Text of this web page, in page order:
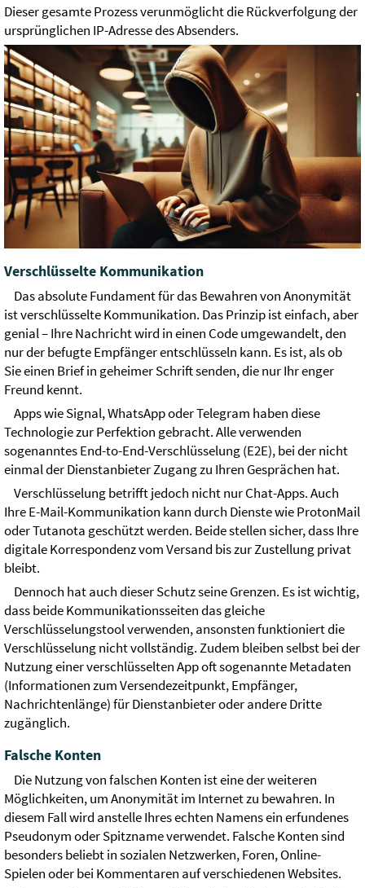
Dieser gesamte Prozess verunmöglicht die Rückverfolgung der
ursprünglichen IP-Adresse des Absenders.
Verschlüsselte Kommunikation
Das absolute Fundament für das Bewahren von Anonymität
ist verschlüsselte Kommunikation. Das Prinzip ist einfach, aber
genial –⁠⁠⁠⁠⁠⁠ Ihre Nachricht wird in einen Code umgewandelt, den
nur der befugte Empfänger entschlüsseln kann. Es ist, als ob
Sie einen Brief in geheimer Schrift senden, die nur Ihr enger
Freund kennt.
Apps wie Signal, WhatsApp oder Telegram haben diese
Technologie zur Perfektion gebracht. Alle verwenden
sogenanntes End-to-End-Verschlüsselung (E2E), bei der nicht
einmal der Dienstanbieter Zugang zu Ihren Gesprächen hat.
Verschlüsselung betrifft jedoch nicht nur Chat-Apps. Auch
Ihre E-Mail-Kommunikation kann durch Dienste wie ProtonMail
oder Tutanota geschützt werden. Beide stellen sicher, dass Ihre
digitale Korrespondenz vom Versand bis zur Zustellung privat
bleibt.
Dennoch hat auch dieser Schutz seine Grenzen. Es ist wichtig,
dass beide Kommunikationsseiten das gleiche
Verschlüsselungstool verwenden, ansonsten funktioniert die
Verschlüsselung nicht vollständig. Zudem bleiben selbst bei der
Nutzung einer verschlüsselten App oft sogenannte Metadaten
(Informationen zum Versendezeitpunkt, Empfänger,
Nachrichtenlänge) für Dienstanbieter oder andere Dritte
zugänglich.
Falsche Konten
Die Nutzung von falschen Konten ist eine der weiteren
Möglichkeiten, um Anonymität im Internet zu bewahren. In
diesem Fall wird anstelle Ihres echten Namens ein erfundenes
Pseudonym oder Spitzname verwendet. Falsche Konten sind
besonders beliebt in sozialen Netzwerken, Foren, Online-
Spielen oder bei Kommentaren auf verschiedenen Websites.